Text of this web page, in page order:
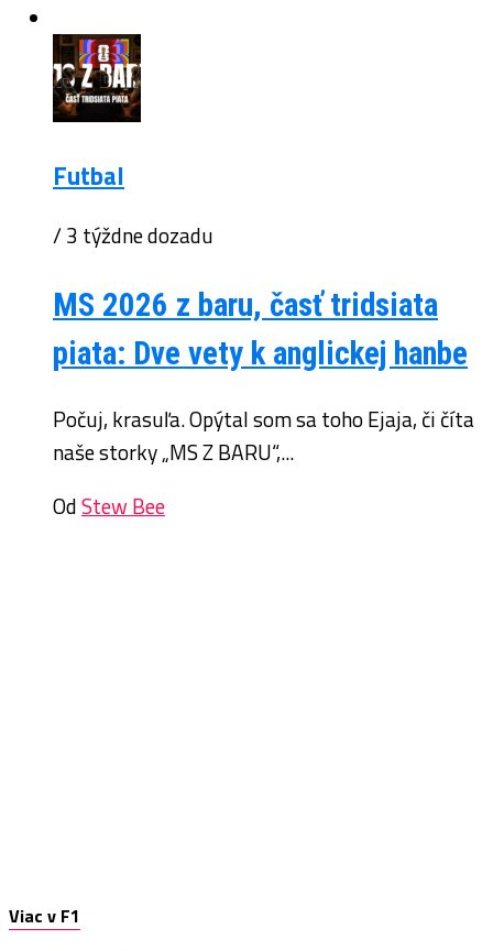
Futbal
/ 3 týždne dozadu
MS 2026 z baru, časť tridsiata
piata: Dve vety k anglickej hanbe
Počuj, krasuľa. Opýtal som sa toho Ejaja, či číta
naše storky „MS Z BARU“,...
OdStew Bee
Viac v F1